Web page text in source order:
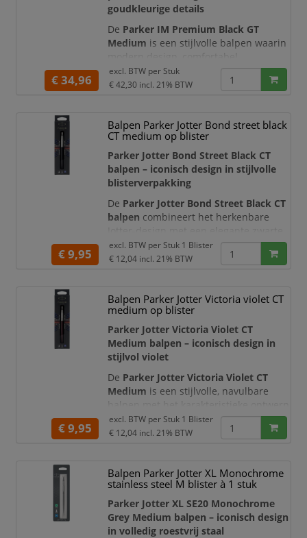
goudkleurige details
De Parker IM Premium Black GT
Medium is een stijlvolle balpen waarin
modern design, comfortabel
schrijfgebruik en de herkenbare
kwaliteit van Parker samenkomen. De
behuizing, een verfijnd grafisch
patroon en elegante goudkleurige
details. Hierdoor is deze Parker balpen
een representatieve keuz
€ 34,96
excl. BTW per Stuk
€ 42,30 incl. 21% BTW
Balpen Parker Jotter Bond street black
CT medium op blister
Parker Jotter Bond Street Black CT
balpen – iconisch design in stijlvolle
blisterverpakking
De Parker Jotter Bond Street Black CT
balpen combineert het herkenbare
afwerking en hoogglanzende metalen
details. De gestroomlijnde
Parker-clip geven deze balpen een
tijdloze en professionele uitstraling.
De pen is uitgerust met een bla
€ 9,95
excl. BTW per Stuk 1 Blister
€ 12,04 incl. 21% BTW
Balpen Parker Jotter Victoria violet CT
medium op blister
Parker Jotter Victoria Violet CT
Medium balpen – iconisch design in
stijlvol violet
De Parker Jotter Victoria Violet CT
Medium is een stijlvolle, navulbare
waar de Parker Jotter al sinds 1954 om
bekendstaat. De roestvrijstalen houder
roestvrijstalen dop, hoogglanzende
details en de iconische pijlvormige
Parker-clip. Deze opvallende
kleurcombina
€ 9,95
excl. BTW per Stuk 1 Blister
€ 12,04 incl. 21% BTW
Balpen Parker Jotter XL Monochrome
stainless steel M blister à 1 stuk
Parker Jotter XL SE20 Monochrome
Grey Medium balpen – iconisch design
in volledig roestvrij staal